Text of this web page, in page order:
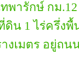
พารักษ์ กม
ดิน 1 ไร่ครึ่งพื้
งเมตร อยู่ถน